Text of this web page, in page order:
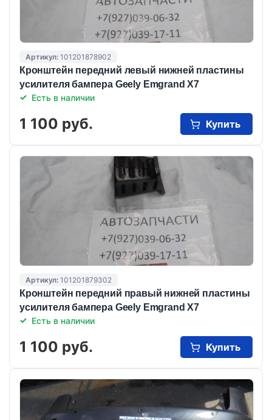
Артикул: 101201878902
Кронштейн передний левый нижней пластины
усилителя бампера Geely Emgrand X7
Есть в наличии
1 100 руб. Купить
Артикул: 101201879302
Кронштейн передний правый нижней пластины
усилителя бампера Geely Emgrand X7
Есть в наличии
1 100 руб. Купить